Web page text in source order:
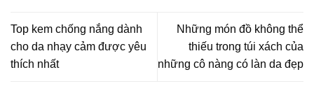
Top kem chống nắng dành
cho da nhạy cảm được yêu
thích nhất
Những món đồ không thể
thiếu trong túi xách của
những cô nàng có làn da đẹp